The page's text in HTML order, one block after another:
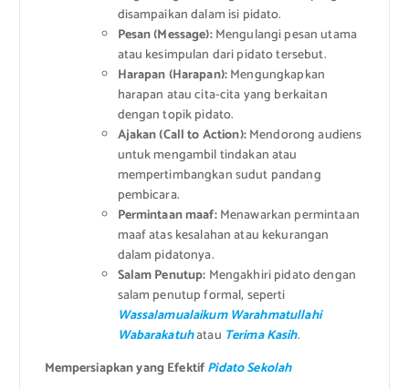
disampaikan dalam isi pidato.
Pesan (Message):Mengulangi pesan utama
atau kesimpulan dari pidato tersebut.
Harapan (Harapan):Mengungkapkan
harapan atau cita-cita yang berkaitan
dengan topik pidato.
Ajakan (Call to Action):Mendorong audiens
untuk mengambil tindakan atau
mempertimbangkan sudut pandang
pembicara.
Permintaan maaf:Menawarkan permintaan
maaf atas kesalahan atau kekurangan
dalam pidatonya.
Salam Penutup: Mengakhiri pidato dengan
salam penutup formal, seperti
Wassalamualaikum Warahmatullahi
Wabarakatuhatau Terima Kasih.
Mempersiapkan yang EfektifPidato Sekolah